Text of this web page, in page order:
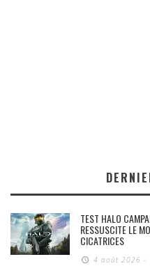
TEST HALO
RESSUSCITE LE
CICATRICES
4 août 2026 -